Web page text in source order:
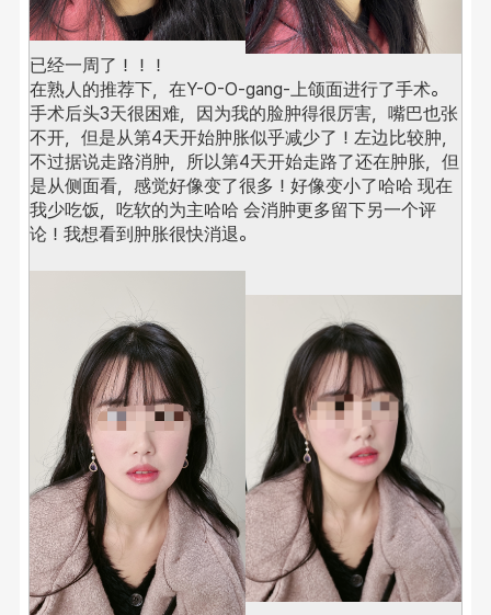
已经一周了！！！
在熟人的推荐下，在Y-O-O-gang-上颌面进行了手术。
手术后头3天很困难，因为我的脸肿得很厉害，嘴巴也张
不开，但是从第4天开始肿胀似乎减少了！ 左边比较肿，
不过据说走路消肿，所以第4天开始走路了还在肿胀，但
是从侧面看，感觉好像变了很多！好像变小了哈哈 现在
我少吃饭，吃软的为主哈哈 会消肿更多留下另一个评
论！我想看到肿胀很快消退。